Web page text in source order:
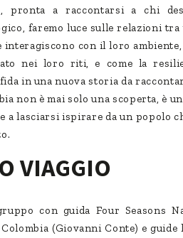
pronta a raccontarsi a chi
faremo luce sulle relazioni tra
con il loro
nei loro riti, e come la
in una nuova storia da
non è mai solo una scoperta, è
a lasciarsi ispirare da un popolo
VIAGGIO
con guida Four Seasons
(Giovanni Conte) e guide